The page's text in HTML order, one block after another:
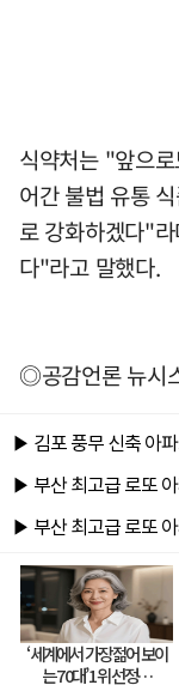
식약처는 "앞으
어간 불법 유통
로 강화하겠다"
다"라고 말했다.
◎공감언론 뉴시